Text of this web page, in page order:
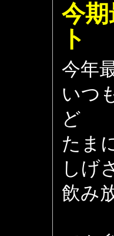
今
今年
いつ
ど
たま
しげ
飲み